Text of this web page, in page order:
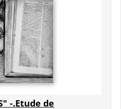
-.Etude de